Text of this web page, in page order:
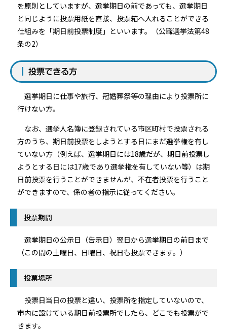
を原則としていますが、選挙期日の前であっても、選挙期日
と同じように投票用紙を直接、投票箱へ入れることができる
仕組みを「期日前投票制度」といいます。（公職選挙法第48
条の2）
投票できる方
選挙期日に仕事や旅行、冠婚葬祭等の理由により投票所に
行けない方。
なお、選挙人名簿に登録されている市区町村で投票される
方のうち、期日前投票をしようとする日にまだ選挙権を有し
ていない方（例えば、選挙期日には18歳だが、期日前投票し
ようとする日には17歳であり選挙権を有していない等）は期
日前投票を行うことができませんが、不在者投票を行うこと
ができますので、係の者の指示に従ってください。
投票期間
選挙期日の公示日（告示日）翌日から選挙期日の前日まで
（この間の土曜日、日曜日、祝日も投票できます。）
投票場所
投票日当日の投票と違い、投票所を指定していないので、
市内に設けている期日前投票所でしたら、どこでも投票がで
きます。